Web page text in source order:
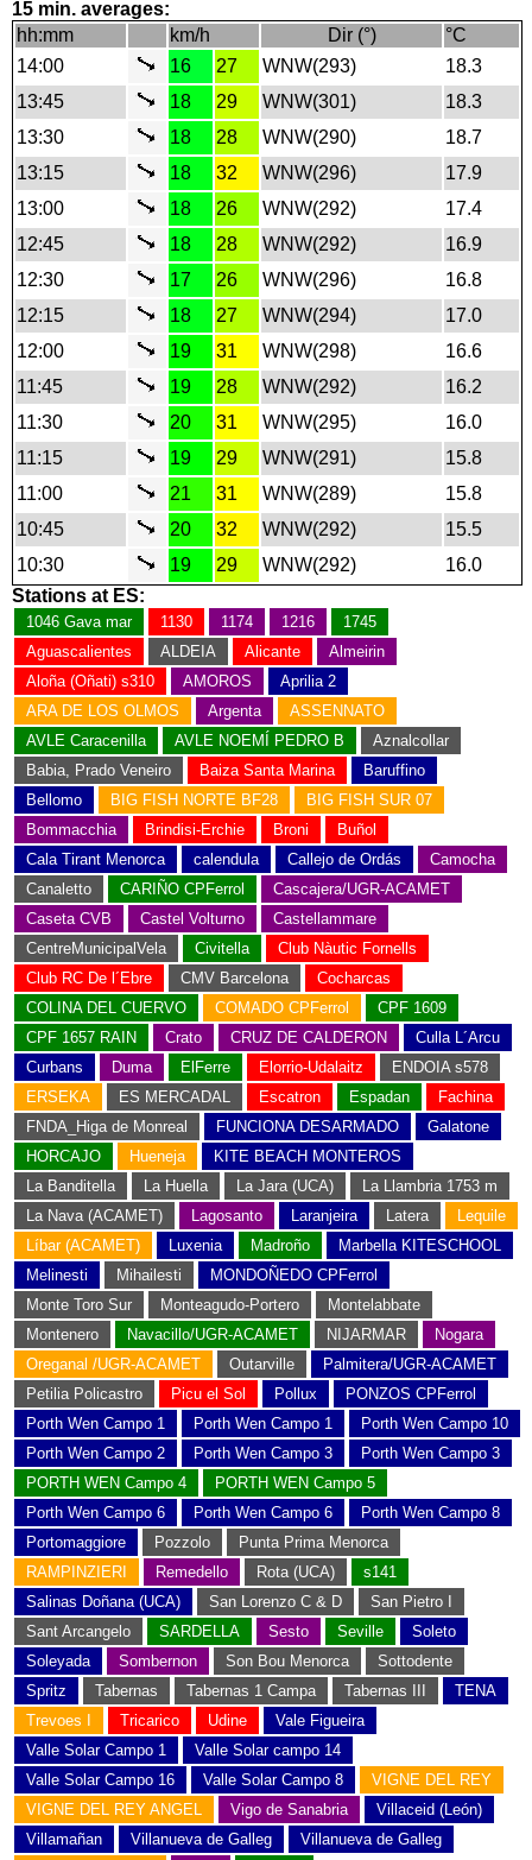
15 min. averages:
hh:mm
km/h Dir (°)
°C
14:00
16 27 WNW(293)
18.3
13:45
18 29 WNW(301)
18.3
13:30
18 28 WNW(290)
18.7
13:15
18 32 WNW(296)
17.9
13:00
18 26 WNW(292)
17.4
12:45
18 28 WNW(292)
16.9
12:30
17 26 WNW(296)
16.8
12:15
18 27 WNW(294)
17.0
12:00
19 31 WNW(298)
16.6
11:45
19 28 WNW(292)
16.2
11:30
20 31 WNW(295)
16.0
11:15
19 29 WNW(291)
15.8
11:00
21 31 WNW(289)
15.8
10:45
20 32 WNW(292)
15.5
10:30
19 29 WNW(292)
16.0
Stations at ES:
1046 Gava mar 1130 1174 1216
1745
Aguascalientes
ALDEIA Alicante
Almeirin
Aloña (Oñati) s310
AMOROS
Aprilia 2
ARA DE LOS OLMOS
Argenta
ASSENNATO
AVLE Caracenilla
AVLE NOEMÍ PEDRO B
Aznalcollar
Babia, Prado Veneiro
Baiza Santa Marina
Baruffino
Bellomo
BIG FISH NORTE BF28
BIG FISH SUR 07
Bommacchia
Brindisi-Erchie Broni
Buñol
Cala Tirant Menorca
calendula Callejo de Ordás
Camocha
Canaletto
CARIÑO CPFerrol
Cascajera/UGR-ACAMET
Caseta CVB
Castel Volturno
Castellammare
CentreMunicipalVela
Civitella
Club Nàutic Fornells
Club RC De l´Ebre
CMV Barcelona
Cocharcas
COLINA DEL CUERVO
COMADO CPFerrol
CPF 1609
CPF 1657 RAIN
Crato CRUZ DE CALDERON
Culla L´Arcu
Curbans
Duma ElFerre Elorrio-Udalaitz
ENDOIA s578
ERSEKA
ES MERCADAL Escatron Espadan
Fachina
FNDA_Higa de Monreal
FUNCIONA DESARMADO
Galatone
HORCAJO
Hueneja
KITE BEACH MONTEROS
La Banditella
La Huella La Jara (UCA)
La Llambria 1753 m
La Nava (ACAMET)
Lagosanto Laranjeira Latera
Lequile
Líbar (ACAMET)
Luxenia Madroño
Marbella KITESCHOOL
Melinesti
Mihailesti
MONDOÑEDO CPFerrol
Monte Toro Sur
Monteagudo-Portero
Montelabbate
Montenero
Navacillo/UGR-ACAMET NIJARMAR
Nogara
Oreganal /UGR-ACAMET
Outarville
Palmitera/UGR-ACAMET
Petilia Policastro
Picu el Sol Pollux
PONZOS CPFerrol
Porth Wen Campo 1
Porth Wen Campo 1
Porth Wen Campo 10
Porth Wen Campo 2
Porth Wen Campo 3
Porth Wen Campo 3
PORTH WEN Campo 4
PORTH WEN Campo 5
Porth Wen Campo 6
Porth Wen Campo 6
Porth Wen Campo 8
Portomaggiore
Pozzolo
Punta Prima Menorca
RAMPINZIERI
Remedello Rota (UCA)
s141
Salinas Doñana (UCA)
San Lorenzo C & D
San Pietro I
Sant Arcangelo
SARDELLA Sesto Seville
Soleto
Soleyada
Sombernon Son Bou Menorca
Sottodente
Spritz
Tabernas Tabernas 1 Campa Tabernas III
TENA
Trevoes I
Tricarico Udine
Vale Figueira
Valle Solar Campo 1
Valle Solar campo 14
Valle Solar Campo 16
Valle Solar Campo 8
VIGNE DEL REY
VIGNE DEL REY ANGEL
Vigo de Sanabria
Villaceid (León)
Villamañan
Villanueva de Galleg
Villanueva de Galleg